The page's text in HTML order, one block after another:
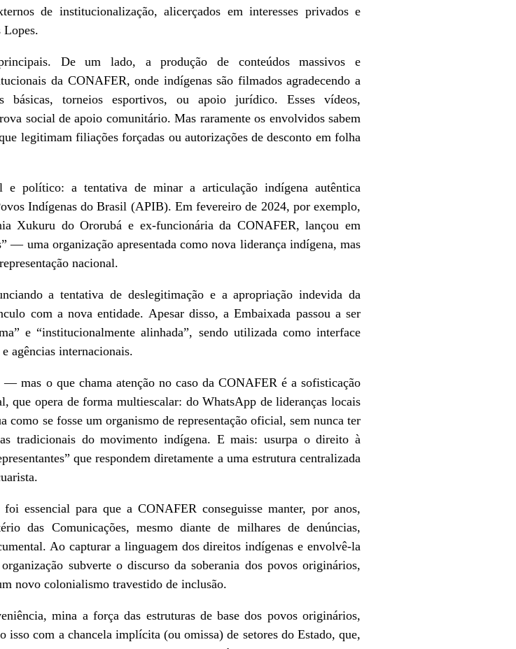
de institucionalização, alicerçados em interesses privados e
Lopes.
De um lado, a produção de conteúdos massivos e
da CONAFER, onde indígenas são filmados agradecendo a
torneios esportivos, ou apoio jurídico. Esses vídeos,
social de apoio comunitário. Mas raramente os envolvidos sabem
legitimam filiações forçadas ou autorizações de desconto em folha
político: a tentativa de minar a articulação indígena autêntica
Indígenas do Brasil (APIB). Em fevereiro de 2024, por exemplo,
Xukuru do Ororubá e ex-funcionária da CONAFER, lançou em
— uma organização apresentada como nova liderança indígena, mas
nacional.
a tentativa de deslegitimação e a apropriação indevida da
com a nova entidade. Apesar disso, a Embaixada passou a ser
e “institucionalmente alinhada”, sendo utilizada como interface
agências internacionais.
mas o que chama atenção no caso da CONAFER é a sofisticação
que opera de forma multiescalar: do WhatsApp de lideranças locais
como se fosse um organismo de representação oficial, sem nunca ter
tradicionais do movimento indígena. E mais: usurpa o direito à
que respondem diretamente a uma estrutura centralizada
essencial para que a CONAFER conseguisse manter, por anos,
das Comunicações, mesmo diante de milhares de denúncias,
Ao capturar a linguagem dos direitos indígenas e envolvê-la
subverte o discurso da soberania dos povos originários,
novo colonialismo travestido de inclusão.
mina a força das estruturas de base dos povos originários,
com a chancela implícita (ou omissa) de setores do Estado, que,